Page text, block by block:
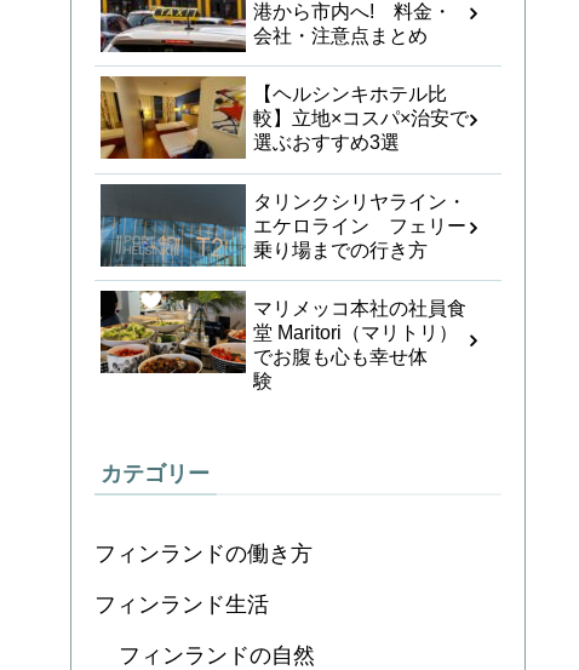
港から市内へ! 料金・
会社・注意点まとめ
【ヘルシンキホテル比
較】立地×コスパ×治安で
選ぶおすすめ3選
タリンクシリヤライン・
エケロライン フェリー
乗り場までの行き方
マリメッコ本社の社員食
堂 Maritori（マリトリ）
でお腹も心も幸せ体
験
カテゴリー
フィンランドの働き方
フィンランド生活
フィンランドの自然